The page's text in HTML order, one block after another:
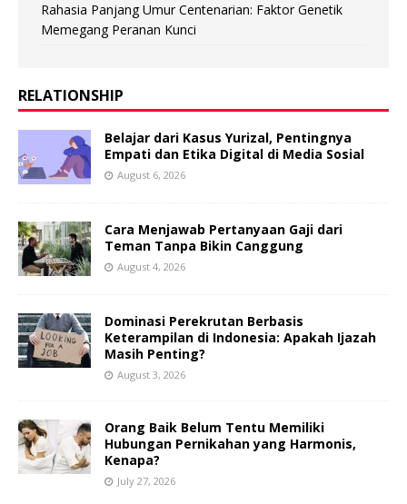
Rahasia Panjang Umur Centenarian: Faktor Genetik
Memegang Peranan Kunci
RELATIONSHIP
Belajar dari Kasus Yurizal, Pentingnya
Empati dan Etika Digital di Media Sosial
August 6, 2026
Cara Menjawab Pertanyaan Gaji dari
Teman Tanpa Bikin Canggung
August 4, 2026
Dominasi Perekrutan Berbasis
Keterampilan di Indonesia: Apakah Ijazah
Masih Penting?
August 3, 2026
Orang Baik Belum Tentu Memiliki
Hubungan Pernikahan yang Harmonis,
Kenapa?
July 27, 2026